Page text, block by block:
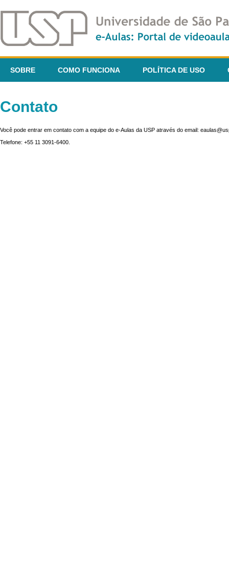
SOBRE COMO FUNCIONA POLÍTICA DE USO
Contato
Você pode entrar em contato com a equipe do e-Aulas da USP através do email:
Telefone: +55 11 3091-6400.